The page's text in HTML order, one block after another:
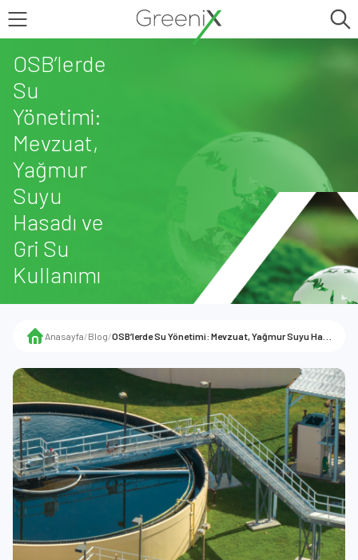
OSB’lerde
Su
Yönetimi:
Mevzuat,
Yağmur
Suyu
Hasadı ve
Gri Su
Kullanımı
Anasayfa/Blog/